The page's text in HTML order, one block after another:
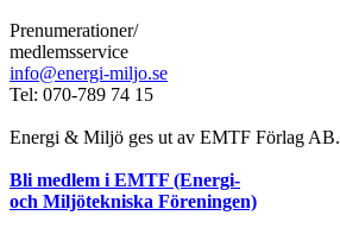
Prenumerationer/
medlemsservice
info@energi-miljo.se
Tel: 070-789 74 15
Energi & Miljö ges ut av EMTF Förlag AB.
Bli medlem i EMTF (Energi-
och Miljötekniska Föreningen)